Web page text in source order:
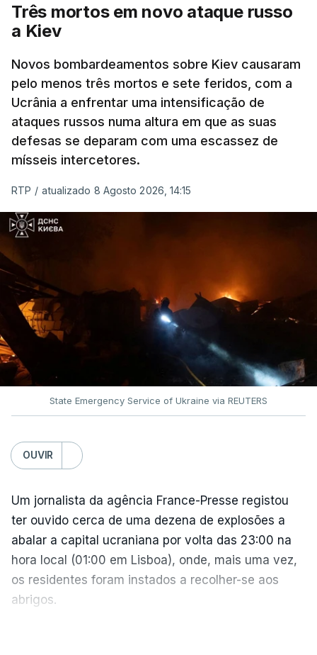
Três mortos em novo ataque russo
a Kiev
Novos bombardeamentos sobre Kiev causaram
pelo menos três mortos e sete feridos, com a
Ucrânia a enfrentar uma intensificação de
ataques russos numa altura em que as suas
defesas se deparam com uma escassez de
mísseis intercetores.
RTP / atualizado 8 Agosto 2026, 14:15
State Emergency Service of Ukraine via REUTERS
OUVIR
Um jornalista da agência France-Presse registou
ter ouvido cerca de uma dezena de explosões a
abalar a capital ucraniana por volta das 23:00 na
hora local (01:00 em Lisboa), onde, mais uma vez,
os residentes foram instados a recolher-se aos
abrigos.